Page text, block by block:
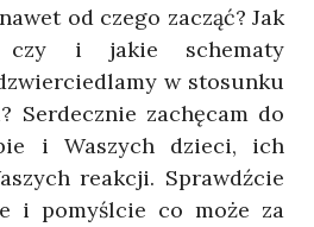
od czego zacząć? Jak
czy i jakie schematy
w stosunku
Serdecznie zachęcam do
i Waszych dzieci, ich
reakcji. Sprawdźcie
i pomyślcie co może za